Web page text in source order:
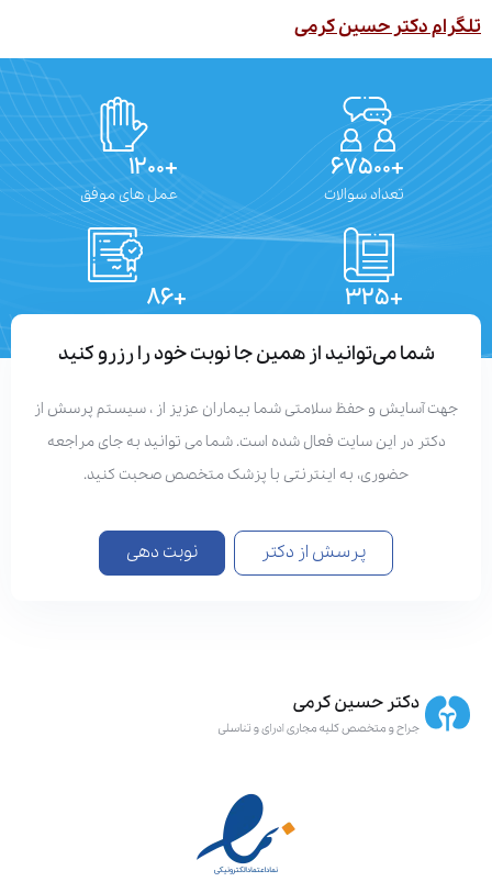
دکتر حسین کرمی
تعداد سوالات عمل های موفق
شما می‌توانید از همین جا نوبت خود را رزرو کنید
آسایش و حفظ سلامتی شما بیماران عزیز از ، سیستم پرسش از
دکتر در این سایت فعال شده است. شما می توانید به جای مراجعه
حضوری، به اینترنتی با پزشک متخصص صحبت کنید.
پرسش از دکتر نوبت دهی